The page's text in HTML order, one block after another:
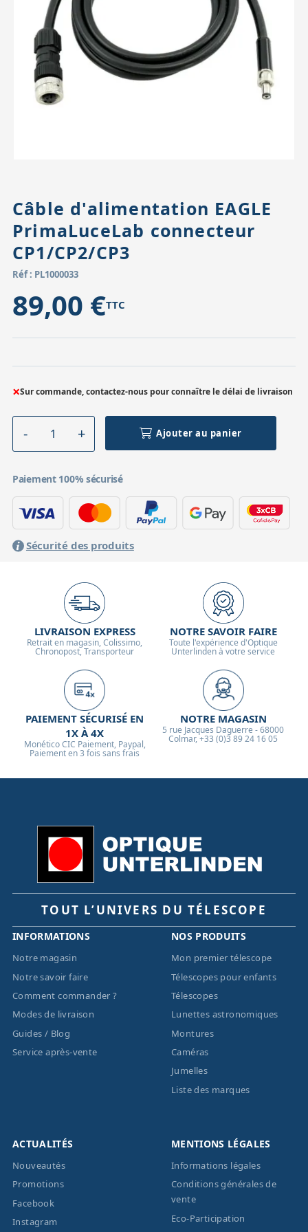
Accessoires pour montures
Têtes
Pièces détachées
Câble d'alimentation EAGLE
PrimaLuceLab connecteur
CP1/CP2/CP3
Réf : PL1000033
89,00 €TTC
×Sur commande, contactez-nous pour connaître le délai de livraison
Ajouter au panier
Paiement 100% sécurisé
Sécurité des produits
LIVRAISON EXPRESS
Retrait en magasin, Colissimo,
Chronopost, Transporteur
NOTRE SAVOIR FAIRE
Toute l'expérience d'Optique
Unterlinden à votre service
PAIEMENT SÉCURISÉ EN
1X À 4X
Monético CIC Paiement, Paypal,
Paiement en 3 fois sans frais
NOTRE MAGASIN
5 rue Jacques Daguerre - 68000
Colmar, +33 (0)3 89 24 16 05
TOUT L’UNIVERS DU TÉLESCOPE
INFORMATIONS
Notre magasin
Notre savoir faire
Comment commander ?
Modes de livraison
Guides / Blog
Service après-vente
NOS PRODUITS
Mon premier télescope
Télescopes pour enfants
Télescopes
Lunettes astronomiques
Montures
Caméras
Jumelles
Liste des marques
ACTUALITÉS
Nouveautés
Promotions
Facebook
Instagram
MENTIONS LÉGALES
Informations légales
Conditions générales de
vente
Eco-Participation